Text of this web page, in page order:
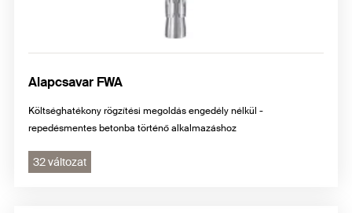
Alapcsavar FWA
Költséghatékony rögzítési megoldás engedély nélkül -
repedésmentes betonba történő alkalmazáshoz
32 változat